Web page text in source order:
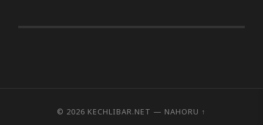
© 2026 KECHLIBAR.NET — NAHORU ↑